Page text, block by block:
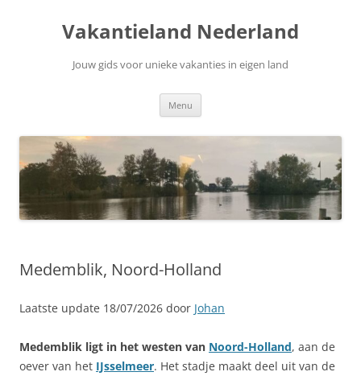
Vakantieland Nederland
Jouw gids voor unieke vakanties in eigen land
Menu
Medemblik, Noord-Holland
Laatste update 18/07/2026 door Johan
Medemblik ligt in het westen van Noord-Holland, aan de
oever van het IJsselmeer. Het stadje maakt deel uit van de